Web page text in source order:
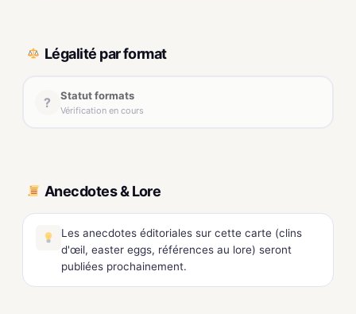
Légalité par format
? Statut formats
Vérification en cours
Anecdotes & Lore
Les anecdotes éditoriales sur cette carte (clins
d'œil, easter eggs, références au lore) seront
publiées prochainement.